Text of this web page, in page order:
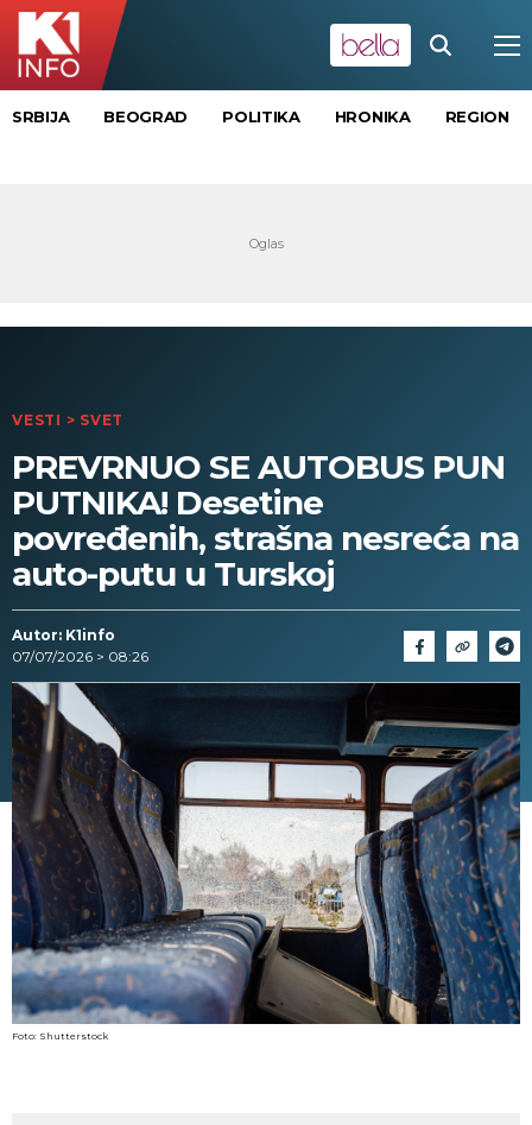
SRBIJA BEOGRAD POLITIKA HRONIKA REGION
VESTI > SVET
PREVRNUO SE AUTOBUS PUN
PUTNIKA! Desetine
povređenih, strašna nesreća na
auto-putu u Turskoj
Autor: K1info
07/07/2026 > 08:26
Foto: Shutterstock